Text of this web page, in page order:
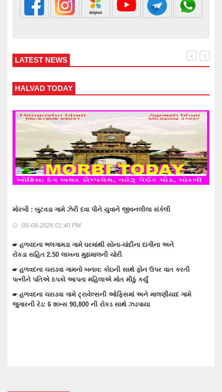
LATEST NEWS
સંકેલી
દાગીના અને
ફોન ઉપર વાત કરતી
કર્યું
અને માલણીયાદ ગામે
વાંકાનેરના ગુંદાખડા ગામે રેતી ભરેલા ટ્રક ઉપર
☛ વાંકાનેરમાં પેટમાં દુખાવો ઉપડતા સારવારમાં
ઉપડતા મોત નીપજ્યું
☛ વાંકાનેરમાં મુખ્ય માર્ગો ઉપરના દબાણો હટાવતી
☛ વાંકાનેરના ચંદ્રપુરમાં સ્ટાર પ્લાઝાની 240 દુકાનો
રોષ,ફાયર સેફટીના અભાવે કાર્યવાહી